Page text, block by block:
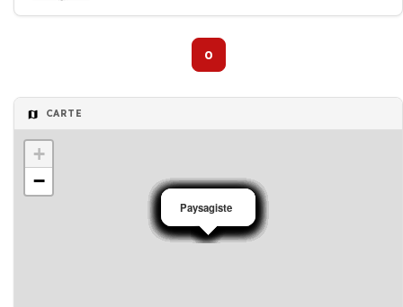
0
CARTE
Paysagiste
Paysagiste
Paysagiste
Paysagiste
Paysagiste
Paysagiste
Paysagiste
Paysagiste
Paysagiste
Paysagiste
Paysagiste
Paysagiste
Paysagiste
Paysagiste
Paysagiste
Paysagiste
Paysagiste
Paysagiste
Paysagiste
Paysagiste
+
−